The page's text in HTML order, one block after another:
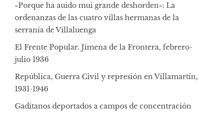
«Porque ha auido mui grande deshorden»: La
ordenanzas de las cuatro villas hermanas de la
serranía de Villaluenga
El Frente Popular. Jimena de la Frontera, febrero-
julio 1936
República, Guerra Civil y represión en Villamartín,
1931-1946
Gaditanos deportados a campos de concentración